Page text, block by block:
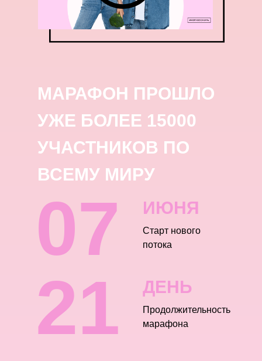
МАРАФОН ПРОШЛО
УЖЕ БОЛЕЕ 15000
УЧАСТНИКОВ ПО
ВСЕМУ МИРУ
07 ИЮНЯ
Старт нового
потока
21 ДЕНЬ
Продолжительность
марафона